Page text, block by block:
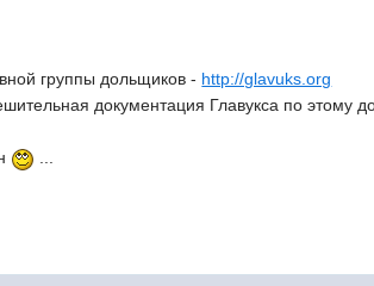
группы дольщиков - http://glavuks.org
документация Главукса по этому
...